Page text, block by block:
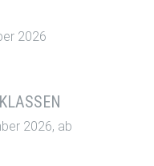
2026
2026, ab